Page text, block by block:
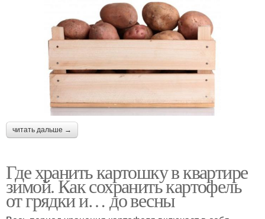
читать дальше →
Где хранить картошку в квартире
зимой. Как сохранить картофель
от грядки и… до весны